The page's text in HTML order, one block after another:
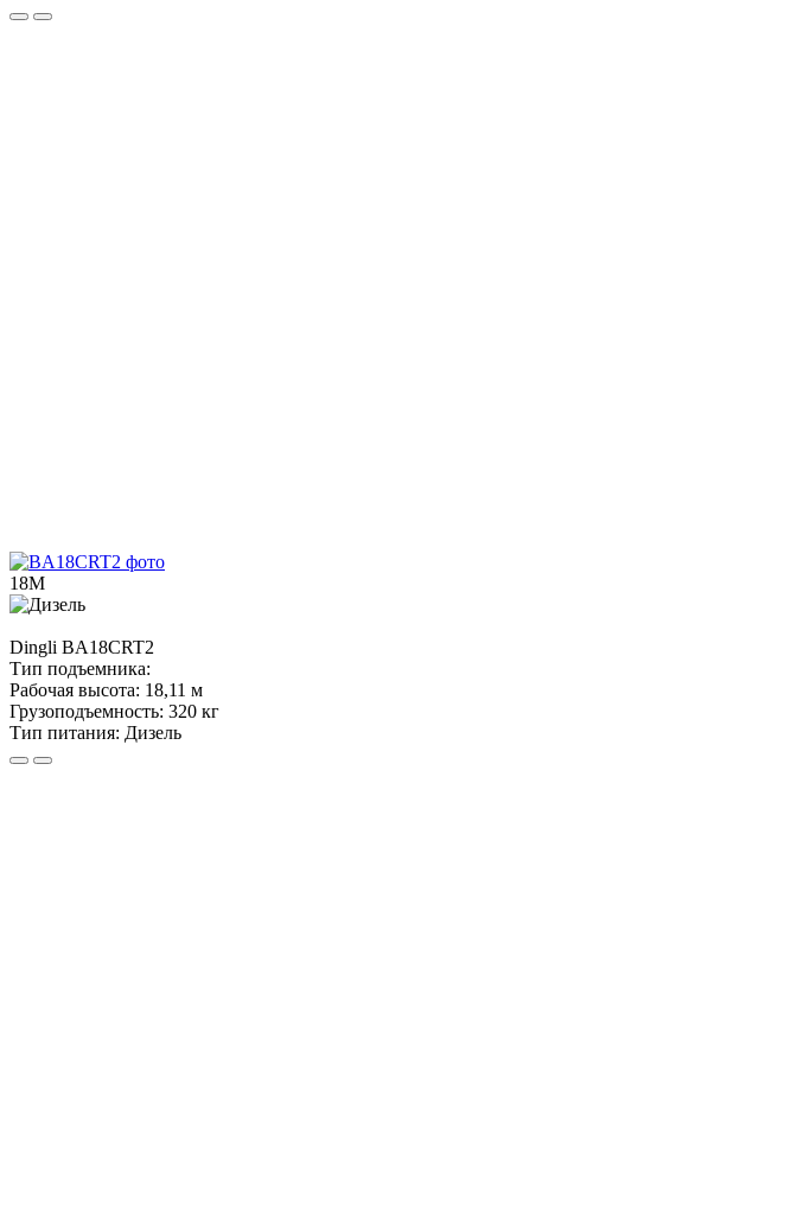
18М
Dingli BA18CRT2
Тип подъемника:
Рабочая высота: 18,11 м
Грузоподъемность: 320 кг
Тип питания: Дизель